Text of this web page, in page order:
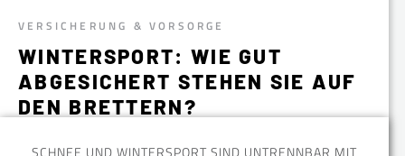
VERSICHERUNG & VORSORGE
WINTERSPORT: WIE GUT
ABGESICHERT STEHEN SIE AUF
DEN BRETTERN?
SCHNEE UND WINTERSPORT SIND UNTRENNBAR MIT